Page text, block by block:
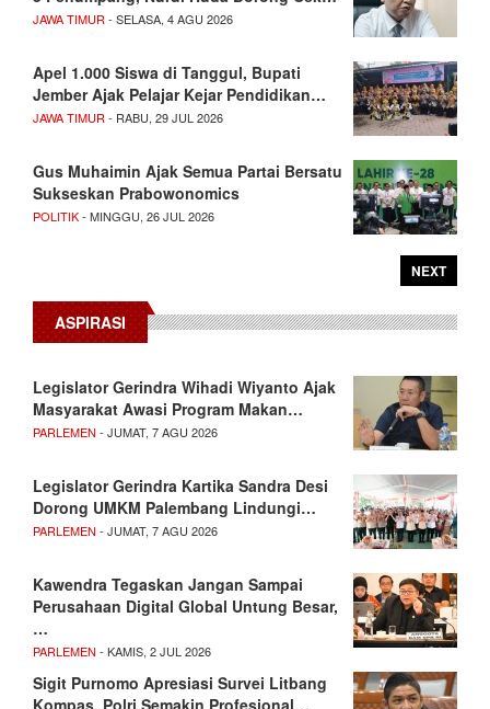
JAWA TIMUR - SELASA, 4 AGU 2026
Apel 1.000 Siswa di Tanggul, Bupati
Jember Ajak Pelajar Kejar Pendidikan…
JAWA TIMUR - RABU, 29 JUL 2026
Gus Muhaimin Ajak Semua Partai Bersatu
Sukseskan Prabowonomics
POLITIK- MINGGU, 26 JUL 2026
NEXT
ASPIRASI
Legislator Gerindra Wihadi Wiyanto Ajak
Masyarakat Awasi Program Makan…
PARLEMEN - JUMAT, 7 AGU 2026
Legislator Gerindra Kartika Sandra Desi
Dorong UMKM Palembang Lindungi…
PARLEMEN - JUMAT, 7 AGU 2026
Kawendra Tegaskan Jangan Sampai
Perusahaan Digital Global Untung Besar,
…
PARLEMEN - KAMIS, 2 JUL 2026
Sigit Purnomo Apresiasi Survei Litbang
Kompas, Polri Semakin Profesional…